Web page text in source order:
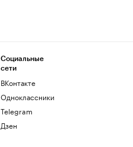
Социальные
сети
ВКонтакте
Одноклассники
Telegram
Дзен